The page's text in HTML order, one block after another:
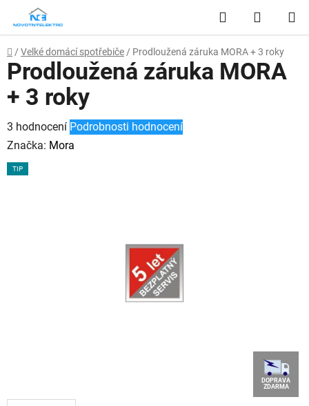
obsah
Hledat
KOŠÍK
Domů
/ Velké domácí spotřebiče / Prodloužená záruka MORA + 3 roky
Prodloužená záruka MORA
+ 3 roky
Průměrné
hodnocení
produktu
3 hodnocení Podrobnosti hodnocení
Značka: Mora
TIP
DOPRAVA
ZDARMA